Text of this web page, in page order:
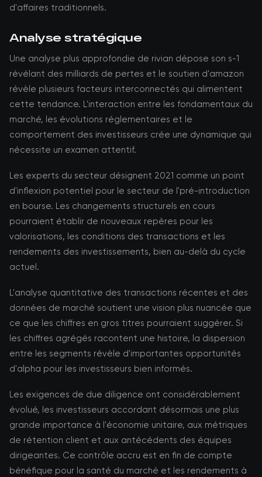
d'affaires traditionnels.
Analyse stratégique
Une analyse plus approfondie de rivian dépose son s-1
révélant des milliards de pertes et le soutien d'amazon
révèle plusieurs facteurs interconnectés qui alimentent
cette tendance. L'interaction entre les fondamentaux du
marché, les évolutions réglementaires et le
comportement des investisseurs crée une dynamique qui
nécessite un examen attentif.
Les experts du secteur désignent 2021 comme un point
d'inflexion potentiel pour le secteur de l'pré-introduction
en bourse. Les changements structurels en cours
pourraient établir de nouveaux repères pour les
valorisations, les conditions des transactions et les
rendements des investissements, bien au-delà du cycle
actuel.
L'analyse quantitative des transactions récentes et des
données de marché soutient une vision plus nuancée que
ce que les chiffres en gros titres pourraient suggérer. Si
les chiffres agrégés racontent une histoire, la dispersion
entre les segments révèle d'importantes opportunités
d'alpha pour les investisseurs bien informés.
Les exigences de due diligence ont considérablement
évolué, les investisseurs accordant désormais une plus
grande importance à l'économie unitaire, aux métriques
de rétention client et aux antécédents des équipes
dirigeantes. Ce contrôle accru est en fin de compte
bénéfique pour la santé du marché et les rendements à